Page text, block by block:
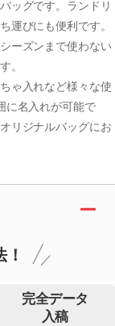
ッグです。ランドリ
運びにも便利です。
ーズンまで使わない
。
ゃ入れなど様々な使
に名入れが可能で
リジナルバッグにお
完全データ
入稿